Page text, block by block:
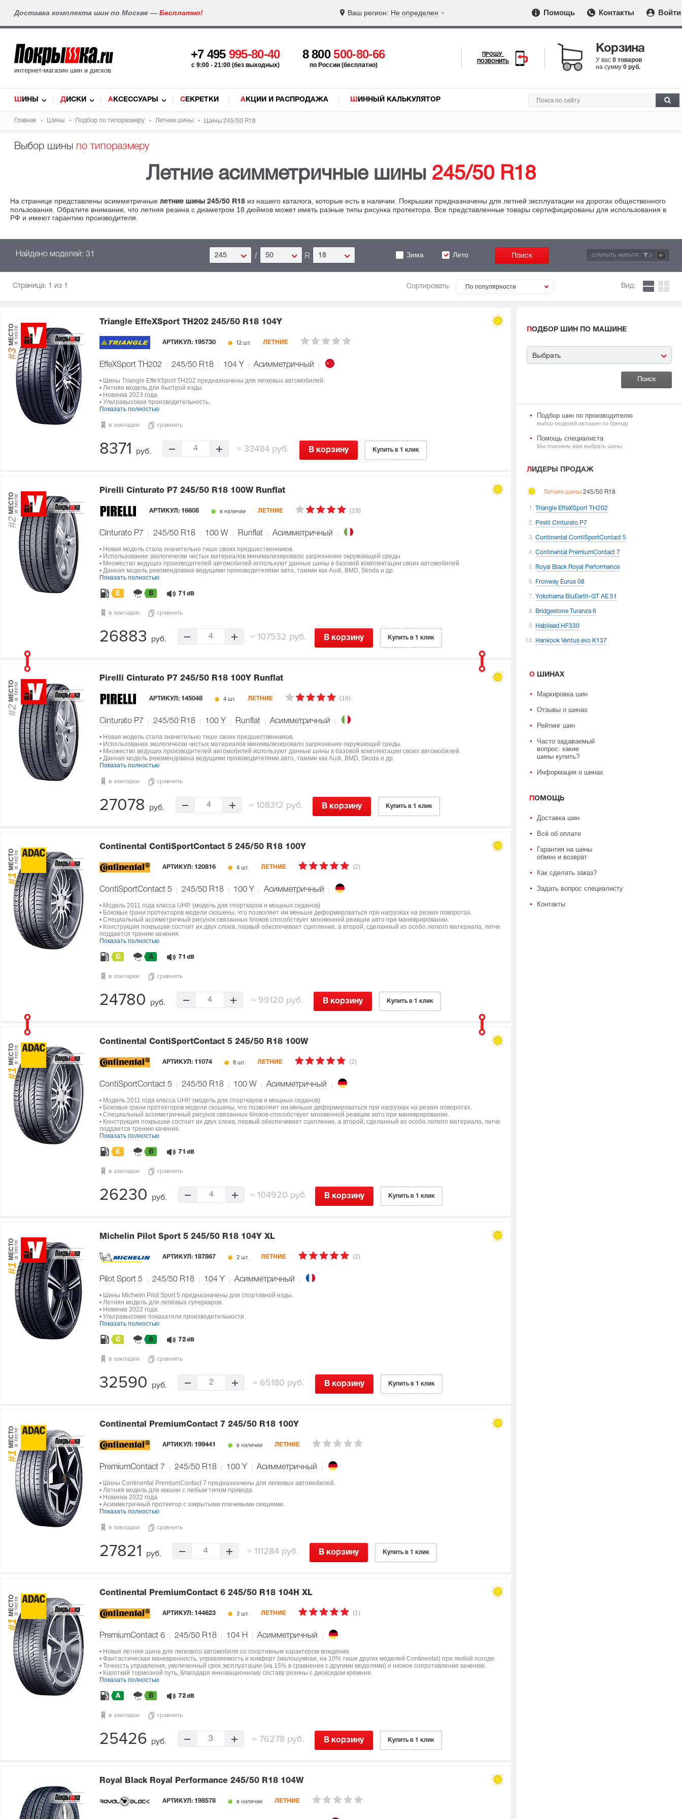
Доставка комплекта шин по Москве — Бесплатно! Ваш регион: Не определен Помощь Контакты Войти
интернет-магазин шин и дисков
+7 495 995-80-40
c 9:00 - 21:00 (без выходных)
8 800500-80-66
по России (бесплатно)
ПРОШУ
ПОЗВОНИТЬ
Корзина
У вас 0 товаров
на сумму 0 руб.
ШИНЫ ДИСКИ АКСЕССУАРЫ СЕКРЕТКИ АКЦИИ И РАСПРОДАЖА ШИННЫЙ КАЛЬКУЛЯТОР
Главная Шины Подбор по типоразмеру Летние шины Шины 245/50 R18
Выбор шины по типоразмеру
Летние асимметричные шины 245/50 R18
На странице представлены асимметричные летние шины 245/50 R18 из нашего каталога, которые есть в наличии. Покрышки предназначены для летней эксплуатации на дорогах общественного
пользования. Обратите внимание, что летняя резина с диаметром 18 дюймов может иметь разные типы рисунка протектора. Все представленные товары сертифицированы для использования в
РФ и имеют гарантию производителя.
Найдено моделей: 31 245 / 50 R 18 Зима Лето ОТКРЫТЬ ФИЛЬТР 3 +
Страница: 1 из 1 Сортировать: По популярности Вид:
#3
МЕСТОв тесте
Triangle EffeXSport TH202 245/50 R18 104Y
АРТИКУЛ: 195730 12 шт. ЛЕТНИЕ
EffeXSport TH202 245/50 R18 104 Y Асимметричный
• Шины Triangle EffeXSport TH202 предназначены для легковых автомобилей.
• Летняя модель для быстрой езды.
• Новинка 2023 года.
• Ультравысокая производительность.
Показать полностью
в закладки сравнить
8371 руб. 4 =33484 руб. В корзину Купить в 1 клик
#2
МЕСТОв тесте
Pirelli Cinturato P7 245/50 R18 100W Runflat
АРТИКУЛ: 16608 в наличии ЛЕТНИЕ (19)
Cinturato P7 245/50 R18 100 W Runflat Асимметричный
• Новая модель стала значительно тише своих предшественников.
• Использование экологически чистых материалов минимализировало загрязнение окружающей среды.
• Множество ведущих производителей автомобилей используют данные шины в базовой комплектации своих автомобилей.
• Данная модель рекомендована ведущими производителями авто, такими как Audi, BMD, Skoda и др.
Показать полностью
E B 71 dB
в закладки сравнить
26883 руб. 4 =107532 руб. В корзину Купить в 1 клик
#2
МЕСТОв тесте
Pirelli Cinturato P7 245/50 R18 100Y Runflat
АРТИКУЛ: 145048 4 шт. ЛЕТНИЕ (19)
Cinturato P7 245/50 R18 100 Y Runflat Асимметричный
• Новая модель стала значительно тише своих предшественников.
• Использование экологически чистых материалов минимализировало загрязнение окружающей среды.
• Множество ведущих производителей автомобилей используют данные шины в базовой комплектации своих автомобилей.
• Данная модель рекомендована ведущими производителями авто, такими как Audi, BMD, Skoda и др.
Показать полностью
в закладки сравнить
27078 руб. 4 =108312 руб. В корзину Купить в 1 клик
#1
МЕСТОв тесте
Continental ContiSportContact 5 245/50 R18 100Y
АРТИКУЛ: 120816 4 шт. ЛЕТНИЕ (2)
ContiSportContact 5 245/50 R18 100 Y Асимметричный
• Модель 2011 года класса UHP. (модель для спорткаров и мощных седанов)
• Боковые грани протекторов модели скошены, что позволяет им меньше деформироваться при нагрузках на резких поворотах.
• Специальный ассиметричный рисунок связанных блоков способствует мгновенной реакции авто при маневрировании.
• Конструкция покрышки состоит их двух слоев, первый обеспечивает сцепление, а второй, сделанный из особо легкого материала, легче
поддается трению качения.
Показать полностью
C A 71 dB
в закладки сравнить
24780 руб. 4 =99120 руб. В корзину Купить в 1 клик
#1
МЕСТОв тесте
Continental ContiSportContact 5 245/50 R18 100W
АРТИКУЛ: 11074 8 шт. ЛЕТНИЕ (2)
ContiSportContact 5 245/50 R18 100 W Асимметричный
• Модель 2011 года класса UHP. (модель для спорткаров и мощных седанов)
• Боковые грани протекторов модели скошены, что позволяет им меньше деформироваться при нагрузках на резких поворотах.
• Специальный ассиметричный рисунок связанных блоков способствует мгновенной реакции авто при маневрировании.
• Конструкция покрышки состоит их двух слоев, первый обеспечивает сцепление, а второй, сделанный из особо легкого материала, легче
поддается трению качения.
Показать полностью
E B 71 dB
в закладки сравнить
26230 руб. 4 =104920 руб. В корзину Купить в 1 клик
#1
МЕСТОв тесте
Michelin Pilot Sport 5 245/50 R18 104Y XL
АРТИКУЛ: 187867 2 шт. ЛЕТНИЕ (2)
Pilot Sport 5 245/50 R18 104 Y Асимметричный
• Шины Michelin Pilot Sport 5 предназначены для спортивной езды.
• Летняя модель для легковых суперкаров.
• Новинка 2022 года.
• Ультравысокие показатели производительности.
Показать полностью
C A 72 dB
в закладки сравнить
32590 руб. 2 = 65180 руб. В корзину Купить в 1 клик
#1
МЕСТОв тесте
Continental PremiumContact 7 245/50 R18 100Y
АРТИКУЛ: 199441 в наличии ЛЕТНИЕ
PremiumContact 7 245/50 R18 100 Y Асимметричный
• Шины Continental PremiumContact 7 предназначены для легковых автомобилей.
• Летняя модель для машин с любым типом привода.
• Новинка 2022 года.
• Асимметричный протектор с закрытыми плечевыми секциями.
Показать полностью
в закладки сравнить
27821 руб. 4 = 111284 руб. В корзину Купить в 1 клик
#1
МЕСТОв тесте
Continental PremiumContact 6 245/50 R18 104H XL
АРТИКУЛ: 144623 3 шт. ЛЕТНИЕ (1)
PremiumContact 6 245/50 R18 104 H Асимметричный
• Новая летняя шина для легкового автомобиля со спортивным характером вождения.
• Фантастическая маневренность, управляемость и комфорт (малошумная, на 10% тише других моделей Continental) при любой погоде.
• Точность управления, увеличенный срок эксплуатации (на 15% в сравнении с другими моделями) и низкое сопротивление качению.
• Короткий тормозной путь, благодаря инновационному составу резины с диоксидом кремния.
Показать полностью
A B 72 dB
в закладки сравнить
25426 руб. 3 =76278 руб. В корзину Купить в 1 клик
Royal Black Royal Performance 245/50 R18 104W
АРТИКУЛ: 198578 в наличии ЛЕТНИЕ
ПОДБОР ШИН ПО МАШИНЕ
Выбрать
Подбор шин по производителю
выбор моделей автошин по бренду
Помощь специалиста
Мы поможем вам выбрать шины
ЛИДЕРЫ ПРОДАЖ
Летние шины 245/50 R18
Triangle EffeXSport TH202
Pirelli Cinturato P7
Continental ContiSportContact 5
Continental PremiumContact 7
Royal Black Royal Performance
Fronway Eurus 08
Yokohama BluEarth-GT AE 51
Bridgestone Turanza 6
Habilead HF330
Hankook Ventus evo K137
О ШИНАХ
Маркировка шин
Отзывы о шинах
Рейтинг шин
Часто задаваемый
вопрос: какие
шины купить?
Информация о шинах
ПОМОЩЬ
Доставка шин
Всё об оплате
Гарантия на шины
обмен и возврат
Как сделать заказ?
Задать вопрос специалисту
Контакты